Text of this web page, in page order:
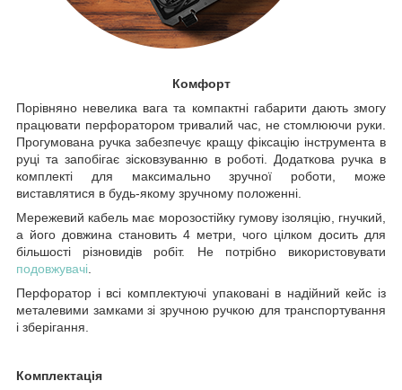
Комфорт
Порівняно невелика вага та компактні габарити дають змогу
працювати перфоратором тривалий час, не стомлюючи руки.
Прогумована ручка забезпечує кращу фіксацію інструмента в
руці та запобігає зісковзуванню в роботі. Додаткова ручка в
комплекті для максимально зручної роботи, може
виставлятися в будь-якому зручному положенні.
Мережевий кабель має морозостійку гумову ізоляцію, гнучкий,
а його довжина становить 4 метри, чого цілком досить для
більшості різновидів робіт. Не потрібно використовувати
подовжувачі
Перфоратор і всі комплектуючі упаковані в надійний кейс із
металевими замками зі зручною ручкою для транспортування
і зберігання.
Комплектація